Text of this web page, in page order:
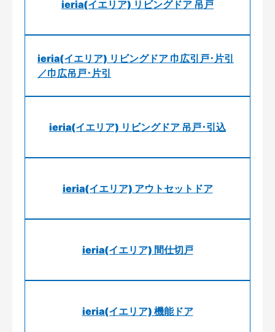
ieria(イエリア) リビングドア 吊戸
ieria(イエリア) リビングドア 巾広引戸･片引
／巾広吊戸･片引
ieria(イエリア) リビングドア 吊戸･引込
ieria(イエリア) アウトセットドア
ieria(イエリア) 間仕切戸
ieria(イエリア) 機能ドア